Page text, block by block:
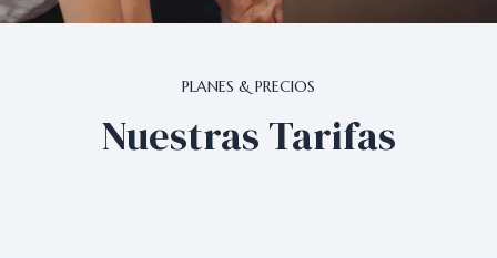
PLANES & PRECIOS
Nuestras Tarifas